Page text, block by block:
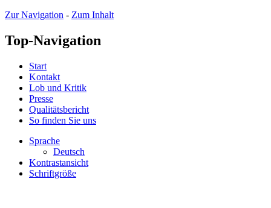
Zur Navigation - Zum Inhalt
Top-Navigation
Start
Kontakt
Lob und Kritik
Presse
Qualitätsbericht
So finden Sie uns
Sprache
Deutsch
Kontrastansicht
Schriftgröße